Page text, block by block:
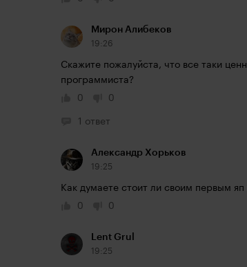
Мирон Алибеков
19:26
Скажите пожалуйста, что все таки
программиста?
0
0
1 ответ
Александр Хорьков
19:25
Как думаете стоит ли своим первым
0
0
Lent Grul
19:25